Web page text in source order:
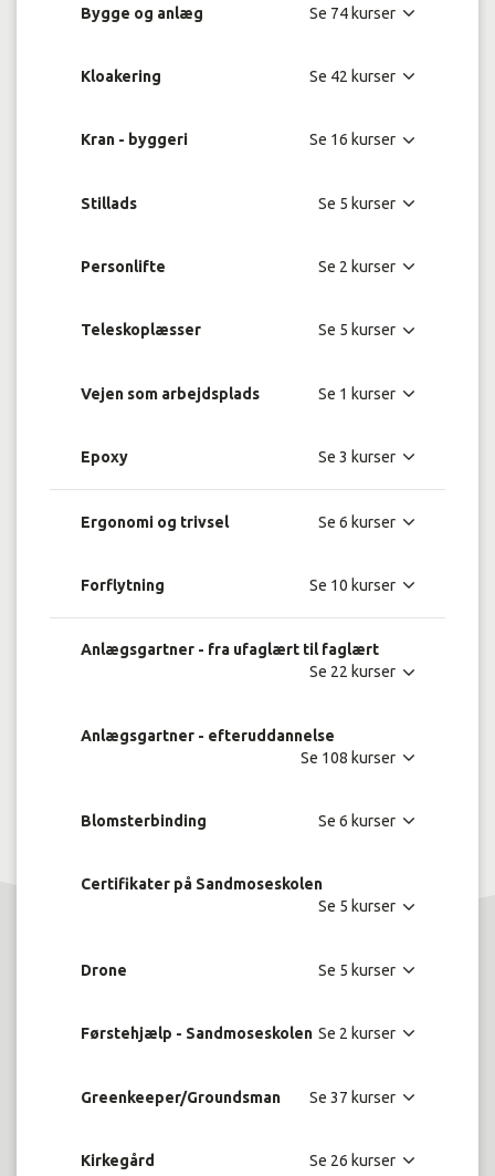
Bygge og anlæg
Kloakering
Kran - byggeri
Stillads
Personlifte
Teleskoplæsser
Vejen som arbejdsplads
Epoxy
Ergonomi og trivsel
Forflytning
Anlægsgartner - fra ufaglært til faglært
Anlægsgartner - efteruddannelse
Blomsterbinding
Certifikater på Sandmoseskolen
Drone
Førstehjælp - Sandmoseskolen
Greenkeeper/Groundsman
Kirkegård